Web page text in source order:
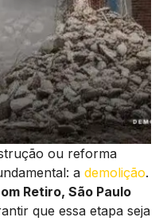
ou reforma
a demolição.
Retiro, São Paulo
que essa etapa seja